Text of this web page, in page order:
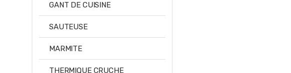
GANT DE CUISINE
SAUTEUSE
MARMITE
THERMIQUE CRUCHE